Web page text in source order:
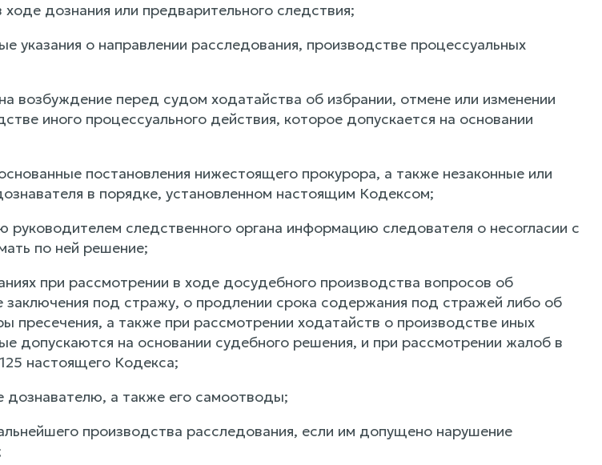
дознания или предварительного следствия;
указания о направлении расследования, производстве процессуальных
возбуждение перед судом ходатайства об избрании, отмене или изменении
иного процессуального действия, которое допускается на основании
постановления нижестоящего прокурора, а также незаконные или
в порядке, установленном настоящим Кодексом;
руководителем следственного органа информацию следователя о несогласии с
по ней решение;
при рассмотрении в ходе досудебного производства вопросов об
заключения под стражу, о продлении срока содержания под стражей либо об
пресечения, а также при рассмотрении ходатайств о производстве иных
допускаются на основании судебного решения, и при рассмотрении жалоб в
настоящего Кодекса;
дознавателю, а также его самоотводы;
производства расследования, если им допущено нарушение